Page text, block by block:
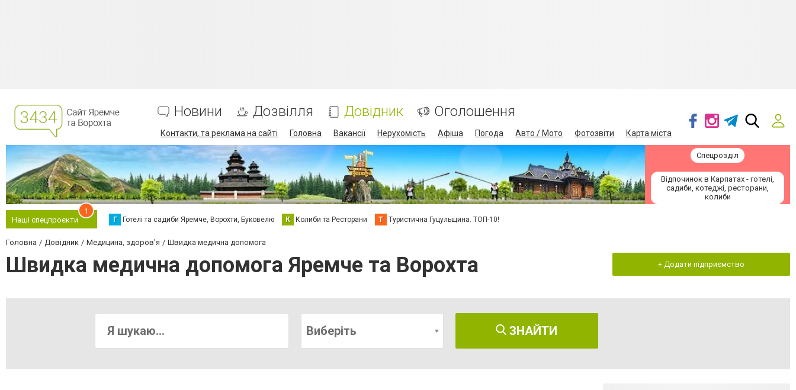
Новини Дозвілля Довідник Оголошення
Контакти, та реклама на сайті Головна Вакансії Нерухомість Афіша Погода Авто / Мото Фотозвіти Карта міста
Спецрозділ
Відпочинок в Карпатах - готелі,
садиби, котеджі, ресторани,
колиби
Наші спецпроєкти
1
Г Готелі та садиби Яремче, Ворохти, Буковелю К Колиби та Ресторани Т Туристична Гуцульщина. ТОП-10!
Головна Довідник Медицина, здоров'я Швидка медична допомога
Швидка медична допомога Яремче та Ворохта + Додати підприємство
Виберіть ЗНАЙТИ